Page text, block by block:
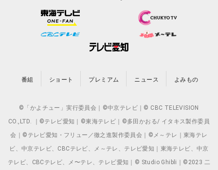
番組 ショート プレミアム ニュース よみもの
©「かよチュー」実行委員会｜©中京テレビ｜© CBC TELEVISION
CO.,LTD. ｜©テレビ愛知｜©東海テレビ｜©多田かおる/ イタキス製作委員
会｜©テレビ愛知・フリュー／徹之進製作委員会｜©メ～テレ｜東海テレ
ビ、中京テレビ、CBCテレビ、メ～テレ、テレビ愛知｜東海テレビ、中京
テレビ、CBCテレビ、メ〜テレ、テレビ愛知｜© Studio Ghibli｜©2023 二